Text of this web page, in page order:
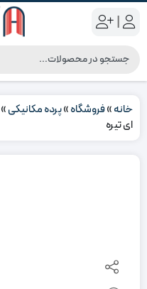
|
خانه»فروشگاه»پرده مکانیکی»
ای تیره